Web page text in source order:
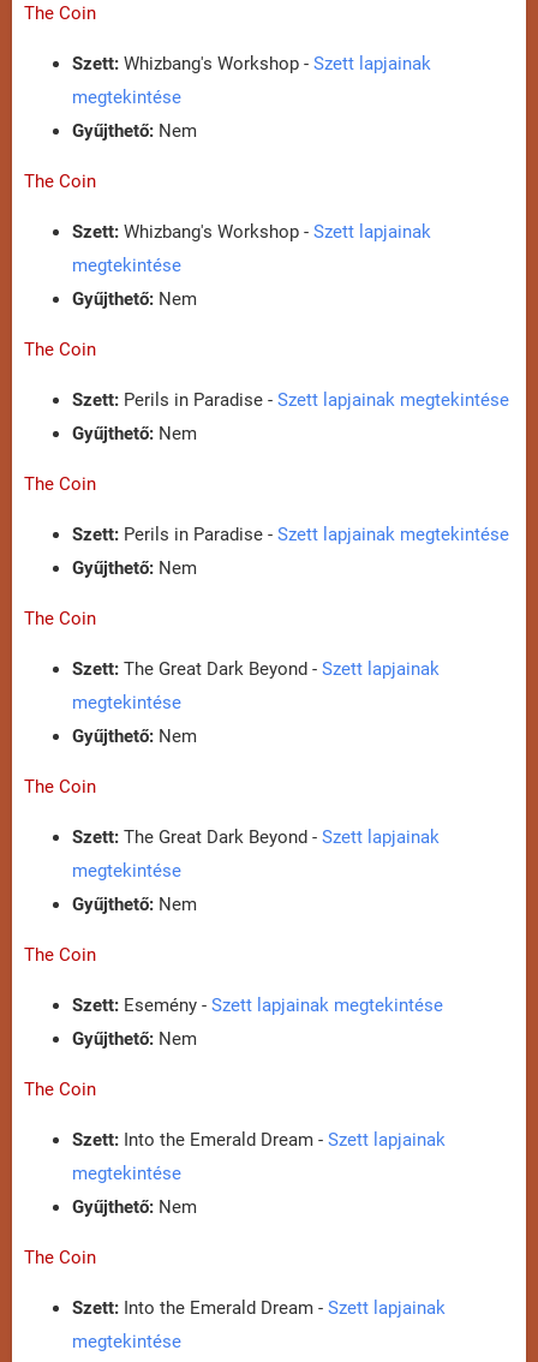
The Coin
Szett: Whizbang's Workshop - Szett lapjainak
megtekintése
Gyűjthető: Nem
The Coin
Szett: Whizbang's Workshop - Szett lapjainak
megtekintése
Gyűjthető: Nem
The Coin
Szett: Perils in Paradise - Szett lapjainak megtekintése
Gyűjthető: Nem
The Coin
Szett: Perils in Paradise - Szett lapjainak megtekintése
Gyűjthető: Nem
The Coin
Szett: The Great Dark Beyond - Szett lapjainak
megtekintése
Gyűjthető: Nem
The Coin
Szett: The Great Dark Beyond - Szett lapjainak
megtekintése
Gyűjthető: Nem
The Coin
Szett: Esemény - Szett lapjainak megtekintése
Gyűjthető: Nem
The Coin
Szett: Into the Emerald Dream - Szett lapjainak
megtekintése
Gyűjthető: Nem
The Coin
Szett: Into the Emerald Dream - Szett lapjainak
megtekintése